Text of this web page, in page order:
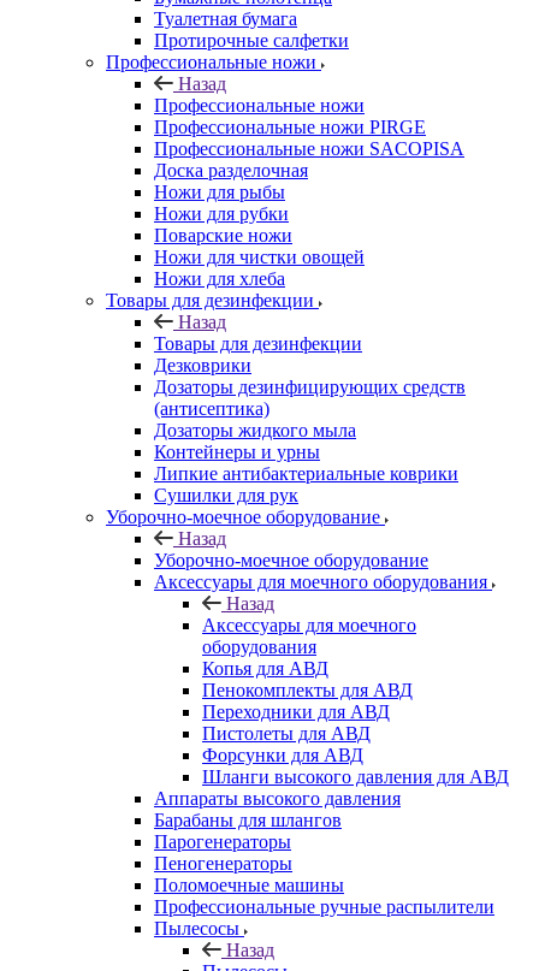
Туалетная бумага
Протирочные салфетки
Профессиональные ножи
Назад
Профессиональные ножи
Профессиональные ножи PIRGE
Профессиональные ножи SACOPISA
Доска разделочная
Ножи для рыбы
Ножи для рубки
Поварские ножи
Ножи для чистки овощей
Ножи для хлеба
Товары для дезинфекции
Назад
Товары для дезинфекции
Дезковрики
Дозаторы дезинфицирующих средств
(антисептика)
Дозаторы жидкого мыла
Контейнеры и урны
Липкие антибактериальные коврики
Сушилки для рук
Уборочно-моечное оборудование
Назад
Уборочно-моечное оборудование
Аксессуары для моечного оборудования
Назад
Аксессуары для моечного
оборудования
Копья для АВД
Пенокомплекты для АВД
Переходники для АВД
Пистолеты для АВД
Форсунки для АВД
Шланги высокого давления для АВД
Аппараты высокого давления
Барабаны для шлангов
Парогенераторы
Пеногенераторы
Поломоечные машины
Профессиональные ручные распылители
Пылесосы
Назад